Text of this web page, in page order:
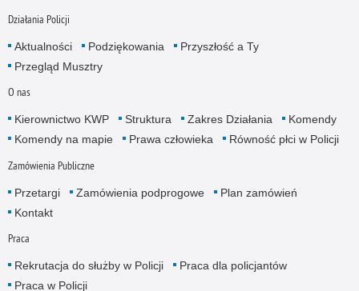
Działania Policji
Aktualności Podziękowania
Przyszłość a Ty
Przegląd Musztry
O nas
Kierownictwo KWP Struktura Zakres Działania
Komendy
Komendy na mapie
Prawa człowieka Równość płci w Policji
Zamówienia Publiczne
Przetargi Zamówienia podprogowe
Plan zamówień
Kontakt
Praca
Rekrutacja do służby w Policji
Praca dla policjantów
Praca w Policji